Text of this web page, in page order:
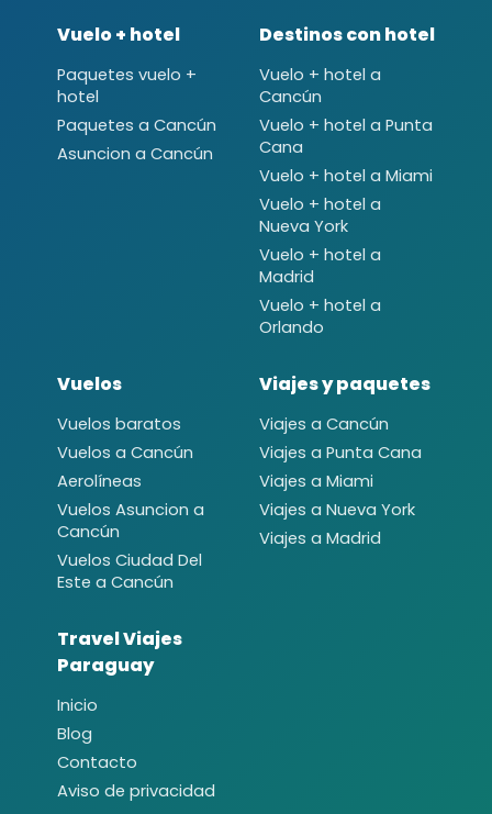
Vuelo + hotel
Paquetes vuelo +
hotel
Paquetes a Cancún
Asuncion a Cancún
Destinos con hotel
Vuelo + hotel a
Cancún
Vuelo + hotel a Punta
Cana
Vuelo + hotel a Miami
Vuelo + hotel a
Nueva York
Vuelo + hotel a
Madrid
Vuelo + hotel a
Orlando
Vuelos
Vuelos baratos
Vuelos a Cancún
Aerolíneas
Vuelos Asuncion a
Cancún
Vuelos Ciudad Del
Este a Cancún
Viajes y paquetes
Viajes a Cancún
Viajes a Punta Cana
Viajes a Miami
Viajes a Nueva York
Viajes a Madrid
Travel Viajes
Paraguay
Inicio
Blog
Contacto
Aviso de privacidad